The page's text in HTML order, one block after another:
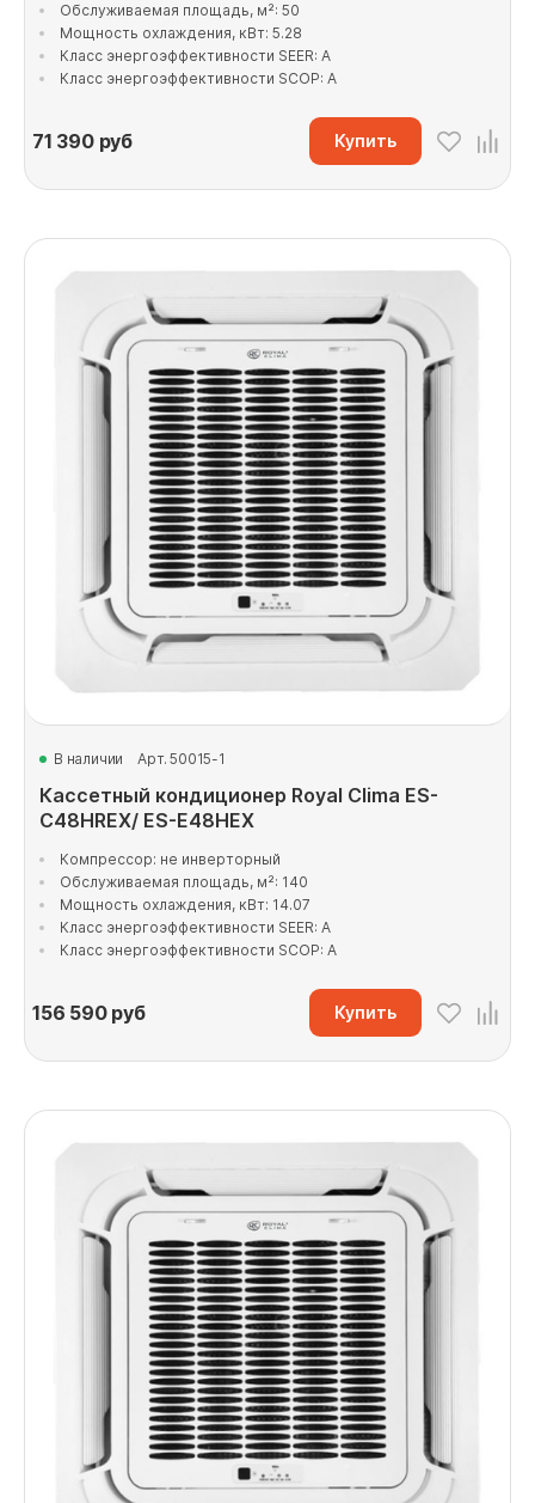
Обслуживаемая площадь, м²: 50
Мощность охлаждения, кВт: 5.28
Класс энергоэффективности SEER: A
Класс энергоэффективности SCOP: A
71 390руб Купить
В наличии Арт. 50015-1
Кассетный кондиционер Royal Clima ES-
C48HREX/ ES-E48HEX
Компрессор: не инверторный
Обслуживаемая площадь, м²: 140
Мощность охлаждения, кВт: 14.07
Класс энергоэффективности SEER: A
Класс энергоэффективности SCOP: A
156 590руб Купить